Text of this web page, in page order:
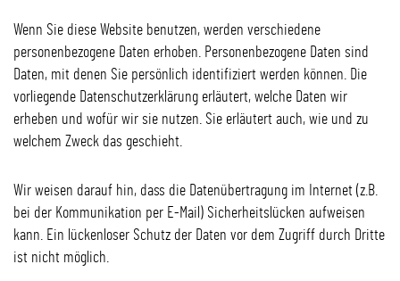
Wenn Sie diese Website benutzen, werden verschiedene
personenbezogene Daten erhoben. Personenbezogene Daten sind
Daten, mit denen Sie persönlich identifiziert werden können. Die
vorliegende Datenschutzerklärung erläutert, welche Daten wir
erheben und wofür wir sie nutzen. Sie erläutert auch, wie und zu
welchem Zweck das geschieht.
Wir weisen darauf hin, dass die Datenübertragung im Internet (z.B.
bei der Kommunikation per E-Mail) Sicherheitslücken aufweisen
kann. Ein lückenloser Schutz der Daten vor dem Zugriff durch Dritte
ist nicht möglich.